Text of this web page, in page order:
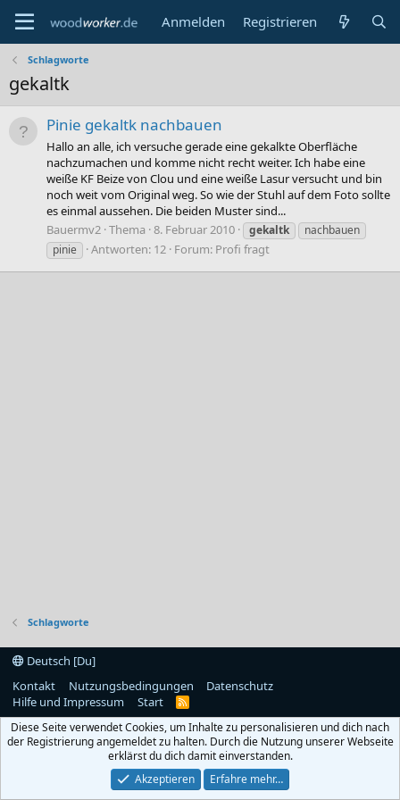
Anmelden Registrieren
Schlagworte
gekaltk
Pinie gekaltk nachbauen
Hallo an alle, ich versuche gerade eine gekalkte Oberfläche
nachzumachen und komme nicht recht weiter. Ich habe eine
weiße KF Beize von Clou und eine weiße Lasur versucht und bin
noch weit vom Original weg. So wie der Stuhl auf dem Foto sollte
es einmal aussehen. Die beiden Muster sind...
Bauermv2 Thema 8. Februar 2010 gekaltk
nachbauen
pinie
Antworten: 12 Forum: Profi fragt
Schlagworte
Deutsch [Du]
Kontakt
Nutzungsbedingungen
Datenschutz
Hilfe und Impressum
Start
R
S
Diese Seite verwendet Cookies, um Inhalte zu personalisieren und dich nach
der Registrierung angemeldet zu halten. Durch die Nutzung unserer Webseite
erklärst du dich damit einverstanden.
Akzeptieren
Erfahre mehr…